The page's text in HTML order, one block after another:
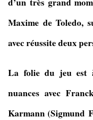
Maxime de Toledo,
avec réussite deux
La folie du jeu est
nuances avec
Karmann (Sigmund